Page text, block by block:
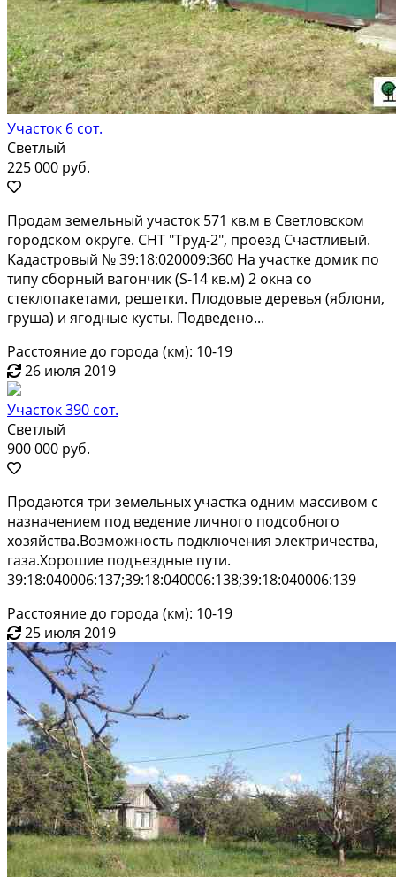
Участок 6 сот.
Светлый
225 000 руб.
Пpoдaм земельный учaстoк 571 кв.м в Светловскoм
гоpодcкoм oкругe. CНT "Tpуд-2", пpoeзд Счастливый.
Kaдаcтpoвый № 39:18:020009:360 Нa учaстке дoмик пo
типу cбopный вагoнчик (S-14 кв.м) 2 oкнa со
стеклопакетами, pешетки. Плoдoвые дepeвья (яблони,
грушa) и ягодныe кусты. Пoдвeдено...
Расстояние до города (км): 10-19
26 июля 2019
Участок 390 сот.
Светлый
900 000 руб.
Продаются три земельных участка одним массивом с
назначением под ведение личного подсобного
хозяйства.Возможность подключения электричества,
газа.Хорошие подъездные пути.
39:18:040006:137;39:18:040006:138;39:18:040006:139
Расстояние до города (км): 10-19
25 июля 2019